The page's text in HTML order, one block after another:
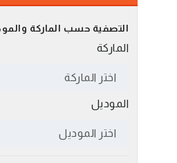
التصفية حسب الماركة
الماركة
اختر الماركة
الموديل
اختر الموديل